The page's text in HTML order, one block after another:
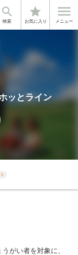

検索
star
お気に入り

メニュー
ッとライン
1
がい者を対象に、